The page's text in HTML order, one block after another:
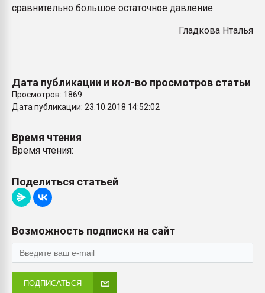
сравнительно большое остаточное давление.
Гладкова Нталья
Дата публикации и кол-во просмотров статьи
Просмотров: 1869
Дата публикации: 23.10.2018 14:52:02
Время чтения
Время чтения:
Поделиться статьей
Возможность подписки на сайт
ПОДПИСАТЬСЯ